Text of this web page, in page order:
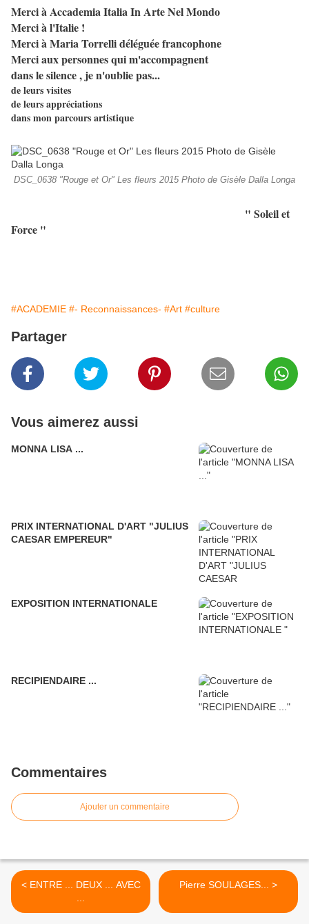
Merci à Accademia Italia In Arte Nel Mondo
Merci à l'Italie !
Merci à Maria Torrellidéléguée francophone
Merci aux personnes qui m'accompagnent
dans le silence , je n'oublie pas...
de leurs visites
de leurs appréciations
dans mon parcours artistique
DSC_0638 "Rouge et Or" Les fleurs 2015 Photo de Gisèle Dalla Longa
" Soleil et
Force "
#ACADEMIE #- Reconnaissances- #Art #culture
Partager
Vous aimerez aussi
MONNA LISA ...
PRIX INTERNATIONAL D'ART "JULIUS
CAESAR EMPEREUR"
EXPOSITION INTERNATIONALE
RECIPIENDAIRE ...
Commentaires
Ajouter un commentaire
< ENTRE ... DEUX ... AVEC
Pierre SOULAGES... >